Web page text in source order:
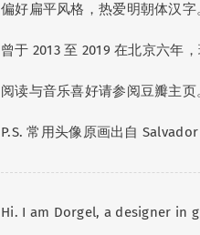
偏好扁平风格，热爱明朝体汉字
曾于 2013 至 2019 在北京六年，
阅读与音乐喜好请参阅豆瓣主页
P.S. 常用头像原画出自 Salvador
Hi. I am Dorgel, a designer in